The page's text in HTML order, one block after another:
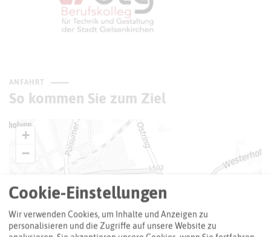
ANFAHRT
So kommen Sie zum Ziel
+
−
Cookie-Einstellungen
Wir verwenden Cookies, um Inhalte und Anzeigen zu
personalisieren und die Zugriffe auf unsere Website zu